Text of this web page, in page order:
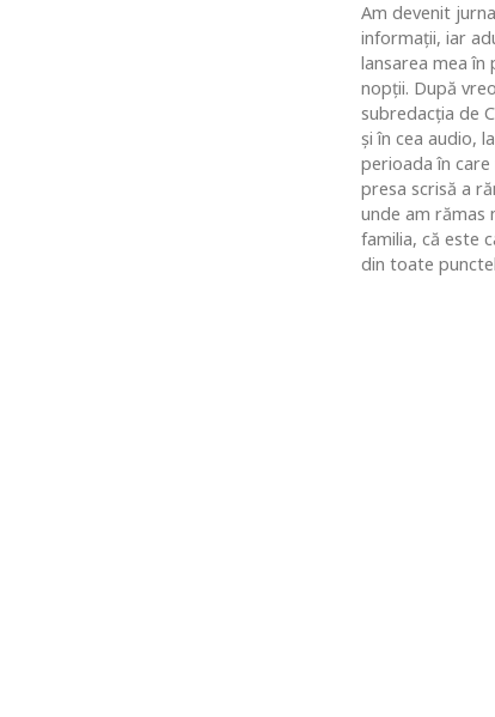
Am devenit
informaţii, iar
lansarea mea în
nopţii. După
subredacţia de
şi în cea audio,
perioada în
presa scrisă a
unde am rămas
familia, că este
din toate